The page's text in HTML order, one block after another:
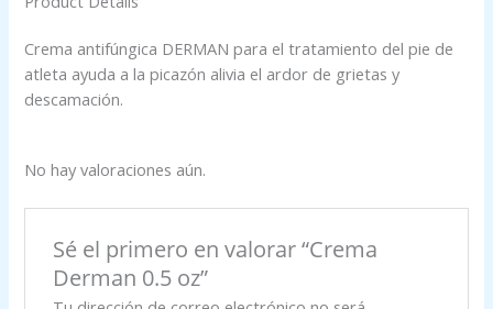
Crema antifúngica DERMAN para el tratamiento del pie de
atleta ayuda a la picazón alivia el ardor de grietas y
descamación.
No hay valoraciones aún.
Sé el primero en valorar “Crema
Derman 0.5 oz”